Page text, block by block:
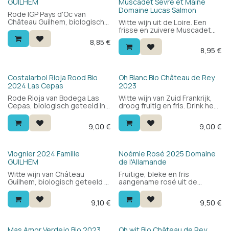
Rode IGP Pays d'Oc van
Château Guilhem, biologisch
en biodynamisch geteeld in
de Languedoc. 100% merlot,
zonder hout gemaakt. Fruitig,
8,85 €
Domaine Lucas Salmon
Witte wijn uit de Loire. Een
frisse en zuivere Muscadet
voor bij de mosselen. 100%
Melon de Bourgogne.
8,95 €
Bio
Costalarbol Rioja Rood Bio
2024 Las Cepas
Rode Rioja van Bodega Las
Cepas, biologisch geteeld in
Uruñuela. Blend van graciano,
garnacha en tempranillo:
rond, fruitig en toegankelijk.
9,00 €
Bio
Oh Blanc Bio Château de Rey
2023
Witte wijn van Zuid Frankrijk,
droog fruitig en fris. Drink hem
bij visgerechten of aziatische
keuken en salades.
Druivensoorten macabeu en
9,00 €
Viognier 2024 Famille
GUILHEM
Witte wijn van Château
Guilhem, biologisch geteeld in
de Languedoc. 100% viognier:
aromatisch en bloemig met
wit fruit, een ronde mond en
9,10 €
Noémie Rosé 2025 Domaine
de l'Allamande
Fruitige, bleke en fris
aangename rosé uit de
Provence voor een zachte
prijs. Drink hem als aperitief of
bij je zomerse salades. Een
9,50 €